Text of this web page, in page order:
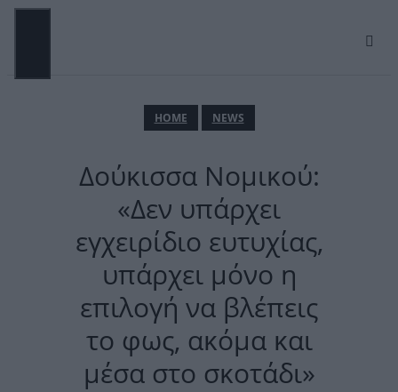
Μετάβαση
ΗΟΜΕ NEWS
Δούκισσα Νομικού:
«Δεν υπάρχει
εγχειρίδιο ευτυχίας,
υπάρχει μόνο η
επιλογή να βλέπεις
το φως, ακόμα και
μέσα στο σκοτάδι»